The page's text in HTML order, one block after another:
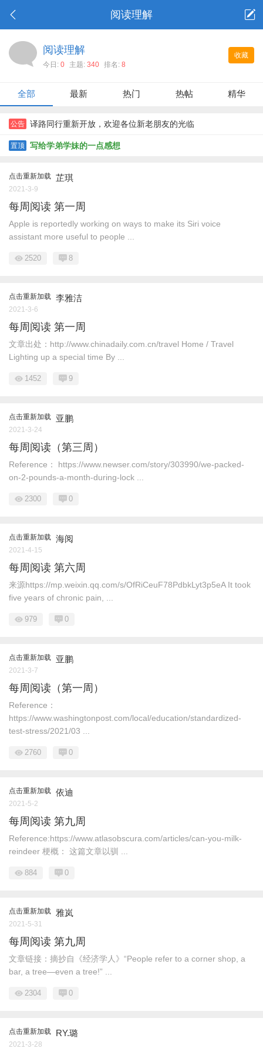
阅读理解
收藏
阅读理解
今日: 0 主题: 340 排名: 8
全部 最新 热门 热帖 精华
公告 译路同行重新开放，欢迎各位新老朋友的光临
置顶 写给学弟学妹的一点感想
点击重新加载 芷琪
2021-3-9
每周阅读 第一周
Apple is reportedly working on ways to make its Siri voice
assistant more useful to people ...
2520 8
点击重新加载 李雅洁
2021-3-6
每周阅读 第一周
文章出处：http://www.chinadaily.com.cn/travel Home / Travel
Lighting up a special time By ...
1452 9
点击重新加载 亚鹏
2021-3-24
每周阅读（第三周）
Reference： https://www.newser.com/story/303990/we-packed-
on-2-pounds-a-month-during-lock ...
2300 0
点击重新加载 海阅
2021-4-15
每周阅读 第六周
来源https://mp.weixin.qq.com/s/OfRiCeuF78PdbkLyt3p5eA It took
five years of chronic pain, ...
979 0
点击重新加载 亚鹏
2021-3-7
每周阅读（第一周）
Reference：
https://www.washingtonpost.com/local/education/standardized-
test-stress/2021/03 ...
2760 0
点击重新加载 依迪
2021-5-2
每周阅读 第九周
Reference:https://www.atlasobscura.com/articles/can-you-milk-
reindeer 梗概： 这篇文章以驯 ...
884 0
点击重新加载 雅岚
2021-5-31
每周阅读 第九周
文章链接：摘抄自《经济学人》“People refer to a corner shop, a
bar, a tree—even a tree!” ...
2304 0
点击重新加载 RY.璐
2021-3-28